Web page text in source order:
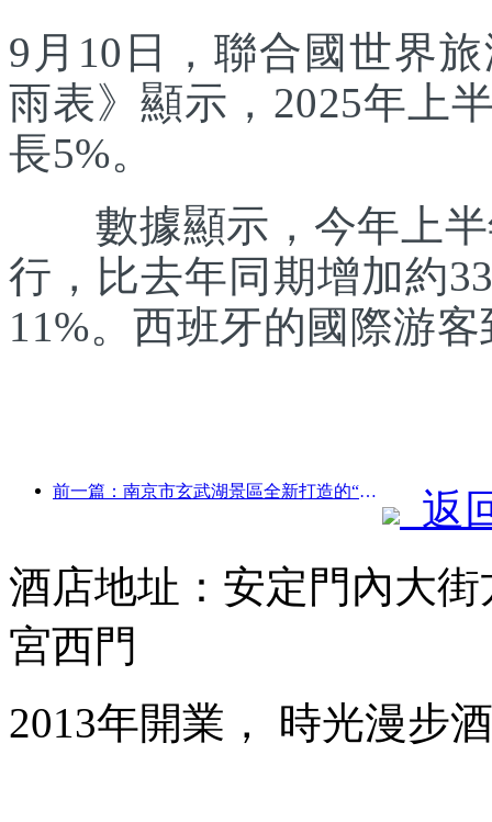
9月10日，聯合國世界
雨表》顯示，2025年上
長5%。
數據顯示，今年上半
行，比去年同期增加約
11%。西班牙的國際游
前一篇：南京市玄武湖景區全新打造的“金陵詩仙館”等4座文化場館正式開放
返
酒店地址：安定門內大
宮西門
2013年開業， 時光漫